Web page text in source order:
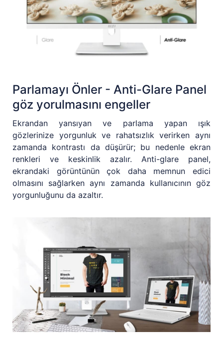
Parlamayı Önler - Anti-Glare Panel
göz yorulmasını engeller
Ekrandan yansıyan ve parlama yapan ışık
gözlerinize yorgunluk ve rahatsızlık verirken aynı
zamanda kontrastı da düşürür; bu nedenle ekran
renkleri ve keskinlik azalır. Anti-glare panel,
ekrandaki görüntünün çok daha memnun edici
olmasını sağlarken aynı zamanda kullanıcının göz
yorgunluğunu da azaltır.